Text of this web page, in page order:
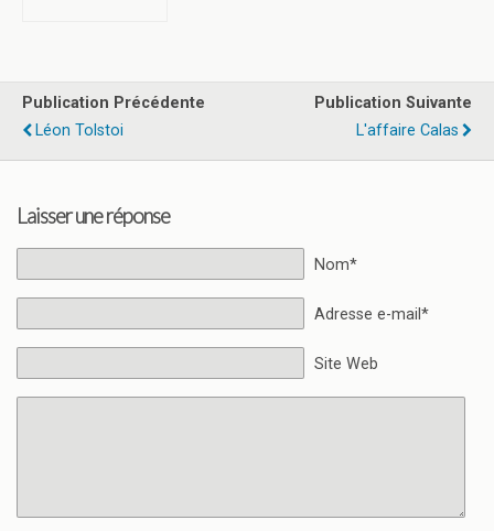
Publication Précédente
Léon Tolstoi
Publication Suivante
L'affaire Calas
Laisser une réponse
Nom*
Adresse e-mail*
Site Web